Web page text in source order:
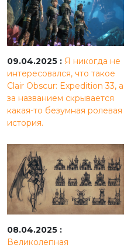
09.04.2025 : Я никогда не
интересовался, что такое
Clair Obscur: Expedition 33, а
за названием скрывается
какая-то безумная ролевая
история.
08.04.2025 :
Великолепная